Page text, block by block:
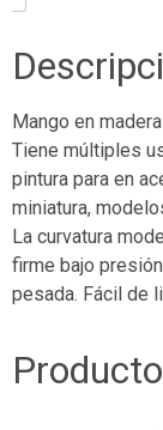
Mango en
Tiene múltiples
pintura para en
miniatura,
La curvatura
firme bajo
pesada. Fácil de